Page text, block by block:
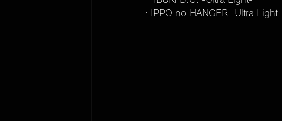
ECO STAND 2WAY plus TELASS solo
・IPPO no HANGER -Ultra Light-